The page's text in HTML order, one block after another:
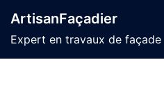
au
contenu
ArtisanFaçadier
Expert en travaux de façade